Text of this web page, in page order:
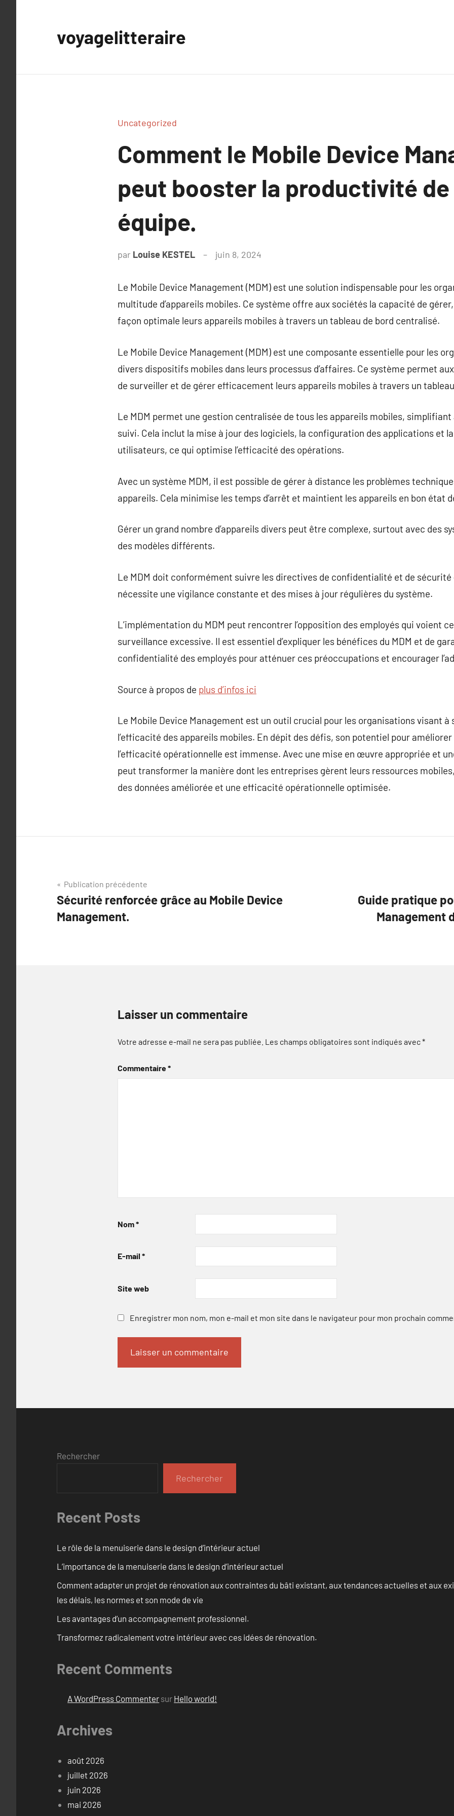
voyagelitteraire
Uncategorized
Comment le Mobile Device
peut booster la productivité
équipe.
par Louise KESTEL juin 8, 2024
Le Mobile Device Management (MDM) est une solution indispensable pour les
multitude d’appareils mobiles. Ce système offre aux sociétés la capacité de
façon optimale leurs appareils mobiles à travers un tableau de bord centralisé.
Le Mobile Device Management (MDM) est une composante essentielle pour les
divers dispositifs mobiles dans leurs processus d’affaires. Ce système permet
de surveiller et de gérer efficacement leurs appareils mobiles à travers un
Le MDM permet une gestion centralisée de tous les appareils mobiles,
suivi. Cela inclut la mise à jour des logiciels, la configuration des applications et
utilisateurs, ce qui optimise l’efficacité des opérations.
Avec un système MDM, il est possible de gérer à distance les problèmes
appareils. Cela minimise les temps d’arrêt et maintient les appareils en bon état
Gérer un grand nombre d’appareils divers peut être complexe, surtout avec des
des modèles différents.
Le MDM doit conformément suivre les directives de confidentialité et de
nécessite une vigilance constante et des mises à jour régulières du système.
L’implémentation du MDM peut rencontrer l’opposition des employés qui voient
surveillance excessive. Il est essentiel d’expliquer les bénéfices du MDM et de
confidentialité des employés pour atténuer ces préoccupations et encourager
Source à propos de plus d’infos ici
Le Mobile Device Management est un outil crucial pour les organisations visant
l’efficacité des appareils mobiles. En dépit des défis, son potentiel pour
l’efficacité opérationnelle est immense. Avec une mise en œuvre appropriée et
peut transformer la manière dont les entreprises gèrent leurs ressources
des données améliorée et une efficacité opérationnelle optimisée.
Navigation
de
l’article
Publication précédente
Sécurité renforcée grâce au Mobile Device
Management.
Guide pratique
Management
Laisser un commentaire
Votre adresse e-mail ne sera pas publiée. Les champs obligatoires sont indiqués avec*
Commentaire*
Nom*
E-mail *
Site web
Enregistrer mon nom, mon e-mail et mon site dans le navigateur pour mon prochain
Rechercher
Rechercher
Recent Posts
Le rôle de la menuiserie dans le design d’intérieur actuel
L’importance de la menuiserie dans le design d’intérieur actuel
Comment adapter un projet de rénovation aux contraintes du bâti existant, aux tendances actuelles et aux
les délais, les normes et son mode de vie
Les avantages d’un accompagnement professionnel.
Transformez radicalement votre intérieur avec ces idées de rénovation.
Recent Comments
A WordPress Commenter sur Hello world!
Archives
août 2026
juillet 2026
juin 2026
mai 2026